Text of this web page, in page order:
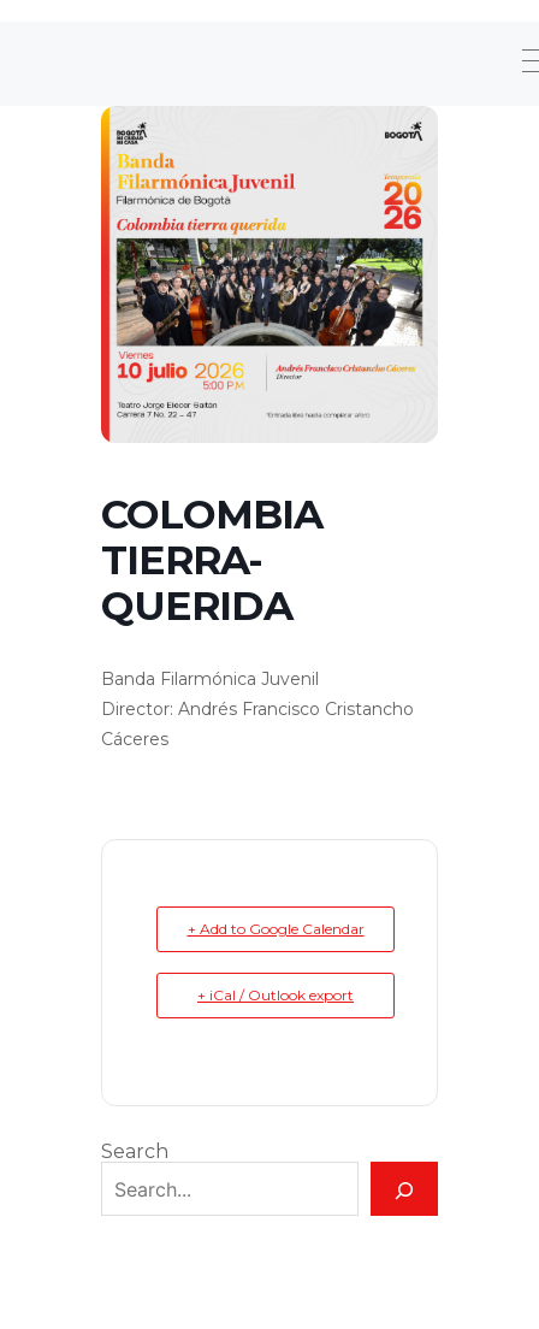
COLOMBIA
TIERRA-
QUERIDA
Banda Filarmónica Juvenil
Director: Andrés Francisco Cristancho
Cáceres
+ Add to Google Calendar
+ iCal / Outlook export
Search